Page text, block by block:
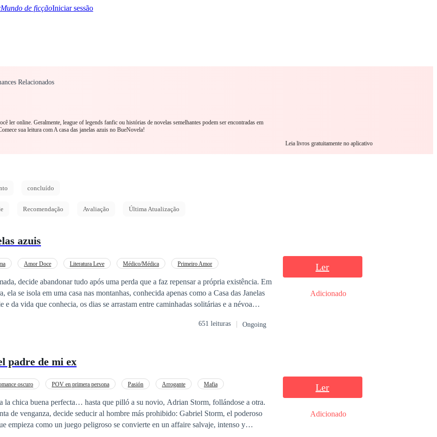
Mundo de ficçãoIniciar sessão
Relacionados
ler online. Geralmente, league of legends fanfic ou histórias de novelas semelhantes podem ser encontradas em
sua leitura com A casa das janelas azuis no BueNovela!
Leia livros gratuitamente no aplicativo
concluído
Recomendação Avaliação Última Atualização
azuis
Amor Doce Literatura Leve Médico/Médica
Primeiro Amor
decide abandonar tudo após uma perda que a faz repensar a própria existência. Em
ela se isola em uma casa nas montanhas, conhecida apenas como a Casa das Janelas
até que começa a fazer perguntas. A dar respostas que ela não espera. A agir
e o que significa, de fato, estar viva.
651 leituras Ongoing
Ler
Adicionado
padre de mi ex
oscuro POV en primera persona Pasión Arrogante
Mafia
la chica buena perfecta… hasta que pilló a su novio, Adrian Storm, follándose a otra.
de venganza, decide seducir al hombre más prohibido: Gabriel Storm, el poderoso
Ler
Adicionado